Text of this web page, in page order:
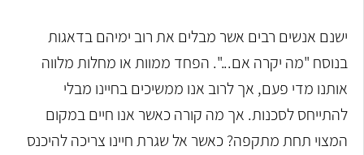
ישנם אנשים רבים אשר מבלים את רוב ימיהם בדאגות
בנוסח "מה יקרה אם...". הפחד ממוות או מחלות מלווה
אותנו מדי פעם, אך לרוב אנו ממשיכים בחיינו מבלי
להתייחס לסכנות. אך מה קורה כאשר אנו חיים במקום
המצוי תחת מתקפה? כאשר אל שגרת חיינו צריכה להיכנס